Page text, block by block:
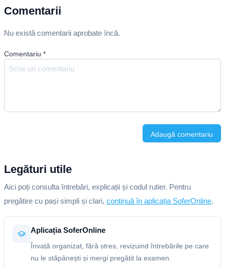
Comentarii
Nu există comentarii aprobate încă.
Comentariu *
Adaugă comentariu
Legături utile
Aici poți consulta întrebări, explicații și codul rutier. Pentru
pregătire cu pași simpli și clari, continuă în aplicația SoferOnline.
Aplicația SoferOnline
Învață organizat, fără stres, revizuind întrebările pe care
nu le stăpânești și mergi pregătit la examen.